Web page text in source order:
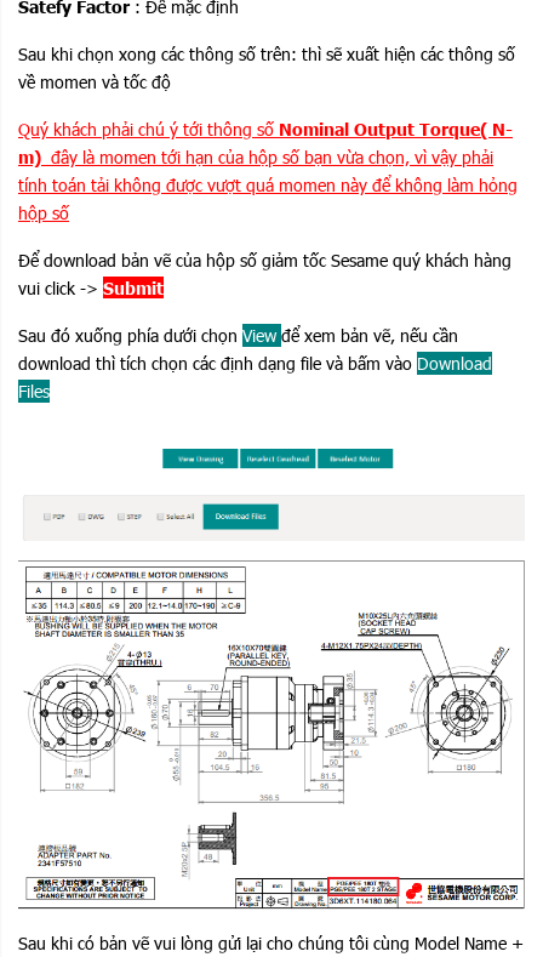
Satefy Factor : Để mặc định
Sau khi chọn xong các thông số trên: thì sẽ xuất hiện các thông số
về momen và tốc độ
Quý khách phải chú ý tới thông số Nominal Output Torque( N-
m) đây là momen tới hạn của hộp số bạn vừa chọn, vì vậy phải
tính toán tải không được vượt quá momen này để không làm hỏng
hộp số
Để download bản vẽ của hộp số giảm tốc Sesame quý khách hàng
vui click -> Submit
Sau đó xuống phía dưới chọn View để xem bản vẽ, nếu cần
download thì tích chọn các định dạng file và bấm vào Download
Files
Sau khi có bản vẽ vui lòng gửi lại cho chúng tôi cùng Model Name +